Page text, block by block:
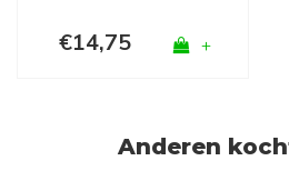
€14,75 +
Anderen